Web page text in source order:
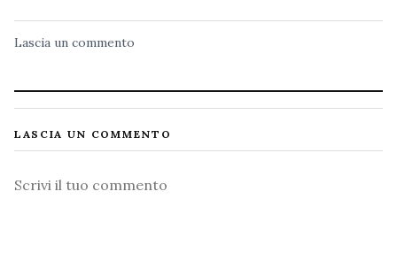
Lascia un commento
LASCIA UN COMMENTO
Commento